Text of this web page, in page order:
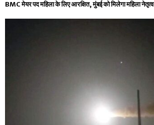
BMC मेयर पद महिला के लिए आरक्षित, मुंबई को मिलेगा महिला नेतृत्व